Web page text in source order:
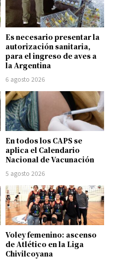
Es necesario presentar la
autorización sanitaria,
para el ingreso de aves a
la Argentina
6 agosto 2026
En todos los CAPS se
aplica el Calendario
Nacional de Vacunación
5 agosto 2026
Voley femenino: ascenso
de Atlético en la Liga
Chivilcoyana